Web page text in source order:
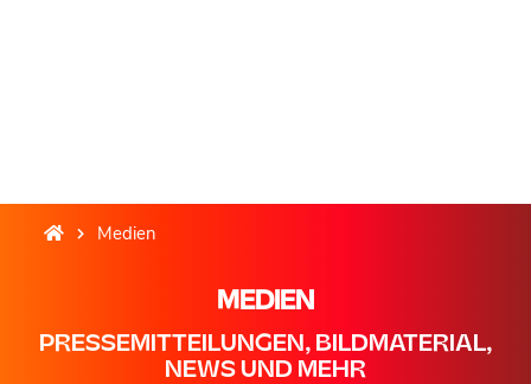
Medien
MEDIEN
PRESSEMITTEILUNGEN, BILDMATERIAL,
NEWS UND MEHR